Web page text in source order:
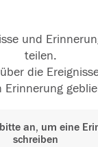
und
teilen.
die
Erinnerung
an, um eine
schreiben